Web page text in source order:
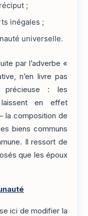
;
inégales ;
universelle.
par l’adverbe «
n’en livre pas
précieuse : les
laissent en effet
la composition de
biens communs
Il ressort de
que les époux
ici de modifier la